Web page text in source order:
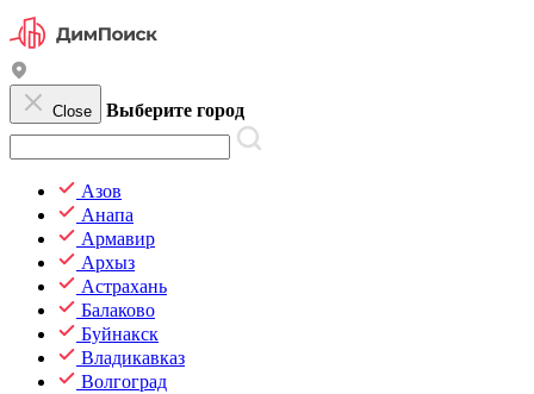
Close Выберите город
Азов
Анапа
Армавир
Архыз
Астрахань
Балаково
Буйнакск
Владикавказ
Волгоград